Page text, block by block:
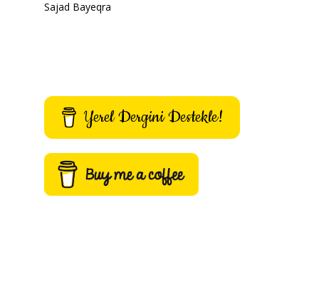
Sajad Bayeqra
Yerel Dergini Destekle!